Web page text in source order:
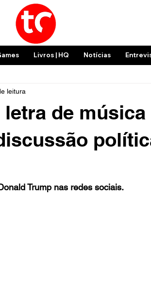
Livros | HQ Notícias
de música
leitura
Trump nas redes sociais.